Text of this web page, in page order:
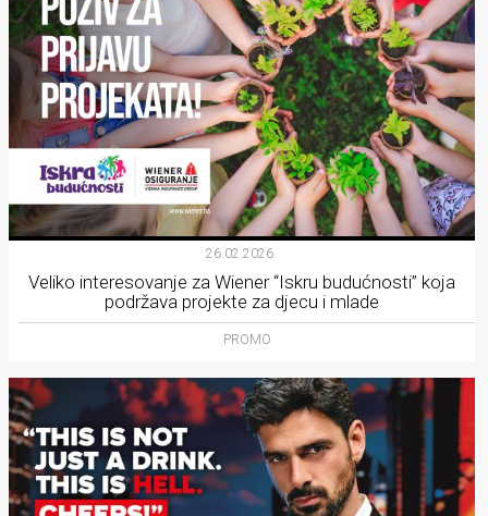
26.02.2026.
Veliko interesovanje za Wiener “Iskru budućnosti” koja
podržava projekte za djecu i mlade
PROMO